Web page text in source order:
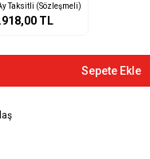
Taksitli (Sözleşmeli)
TL
Sepete Ekle